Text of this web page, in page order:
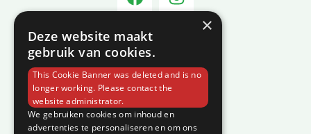
Informatie
Over C-Vin
Contact
Klantenservice
×
Deze website maakt
gebruik van cookies.
This Cookie Banner was deleted and is no
longer working. Please contact the
website administrator.
We gebruiken cookies om inhoud en
advertenties te personaliseren en om ons